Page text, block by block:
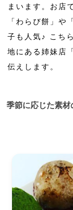
まいます。お店
「わらび餅」や
子も人気♪ こち
地にある姉妹店
伝えします。
季節に応じた素材